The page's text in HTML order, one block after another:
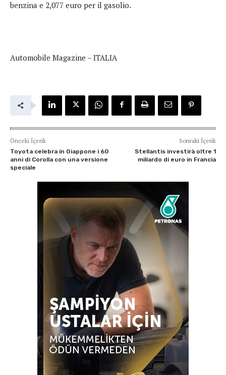
benzina e 2,077 euro per il gasolio.
Automobile Magazine – ITALIA
Önceki İçerik
Toyota celebra in Giappone i 60
anni di Corolla con una versione
speciale
Sonraki İçerik
Stellantis investirà oltre 1
miliardo di euro in Francia